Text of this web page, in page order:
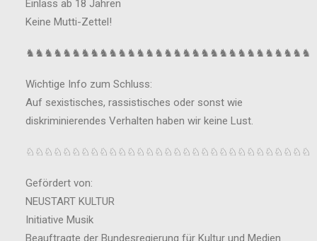
Einlass ab 18 Jahren
Keine Mutti-Zettel!
♞♞♞♞♞♞♞♞♞♞♞♞♞♞♞♞♞♞♞♞♞♞♞♞♞♞♞♞♞♞♞
Wichtige Info zum Schluss:
Auf sexistisches, rassistisches oder sonst wie
diskriminierendes Verhalten haben wir keine Lust.
♘♘♘♘♘♘♘♘♘♘♘♘♘♘♘♘♘♘♘♘♘♘♘♘♘♘♘♘♘♘♘
Gefördert von:
NEUSTART KULTUR
Initiative Musik
Beauftragte der Bundesregierung für Kultur und Medien